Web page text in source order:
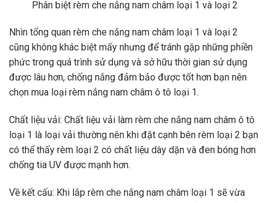
Phân biệt rèm che nắng nam châm loại 1 và loại 2
Nhìn tổng quan rèm che nắng nam châm loại 1 và loại 2
cũng không khác biệt mấy nhưng để tránh gặp những phiền
phức trong quá trình sử dụng và sở hữu thời gian sử dụng
được lâu hơn, chống nắng đảm bảo được tốt hơn bạn nên
chọn mua loại rèm nắng nam châm ô tô loại 1.
Chất liệu vải: Chất liệu vải làm rèm che nắng nam châm ô tô
loại 1 là loại vải thường nên khi đặt cạnh bên rèm loại 2 bạn
có thể thấy rèm loại 2 có chất liệu dày dặn và đen bóng hơn
chống tia UV được mạnh hơn.
Về kết cấu: Khi lắp rèm che nắng nam châm loại 1 sẽ vừa